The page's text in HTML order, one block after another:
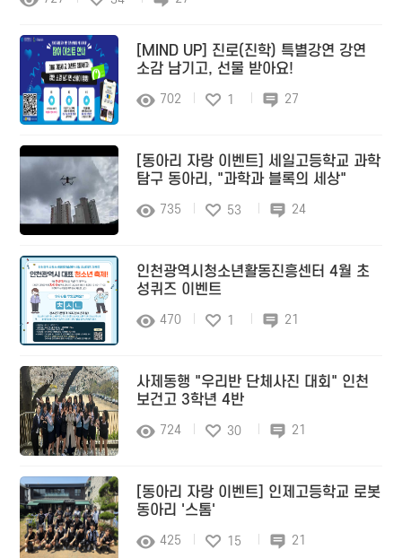
[MIND UP] 진로(진학) 특별강연 강연
소감 남기고, 선물 받아요!
702 1 27
[동아리 자랑 이벤트] 세일고등학교 과학
탐구 동아리, "과학과 블록의 세상"
735 53 24
인천광역시청소년활동진흥센터 4월 초
성퀴즈 이벤트
470 1 21
사제동행 "우리반 단체사진 대회" 인천
보건고 3학년 4반
724 30 21
[동아리 자랑 이벤트] 인제고등학교 로봇
동아리 '스톰'
425 15 21